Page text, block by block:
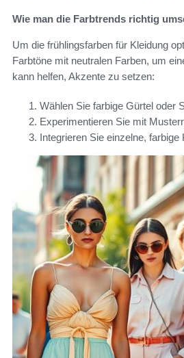
Wie man die Farbtrends richtig
Um die frühlingsfarben für Kleidung
Farbtöne mit neutralen Farben, um
kann helfen, Akzente zu setzen:
Wählen Sie farbige Gürtel oder
Experimentieren Sie mit
Integrieren Sie einzelne,